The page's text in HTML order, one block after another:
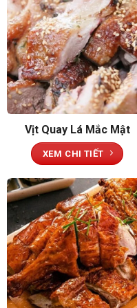
quay cho tiếng “rộp”
Đây là bí quyết nền tảng
phục cả những thực
Ướp gia vị gia
– Hoa
quyền giúp hương vị hòa
nhưng vẫn giữ được vị
thưởng thức, bạn cảm
hiếm nơi có được.
Quy trình quay
Kỹ thuật điều nhiệt giúp
trong khi phần thịt vẫn
quay giúp nước thịt tái
thấy vị ngọt lan tỏa. Nhờ
“vịt quay Vĩnh Phong
Vịt Quay Lá Mắc Mật
XEM CHI TIẾT